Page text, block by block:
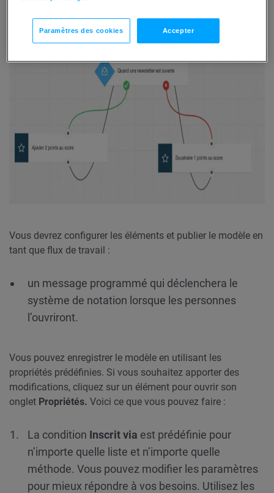
Vous devrez configurer les éléments et publier le modèle en
tant que flux de travail :
un message programmé qui déclenchera le
système de notation lorsque les personnes
l’ouvriront.
Vous pouvez enregistrer le modèle en utilisant les
propriétés prédéfinies. Si vous souhaitez apporter des
modifications, cliquez sur un élément pour ouvrir son
onglet Propriétés. Voici ce que vous pouvez faire :
La condition Inscrit via est prédéfinie pour
n’importe quelle liste et n’importe quelle
méthode. Vous pouvez modifier les paramètres
pour mieux répondre à vos besoins. Utilisez les
Paramètres des cookies Accepter